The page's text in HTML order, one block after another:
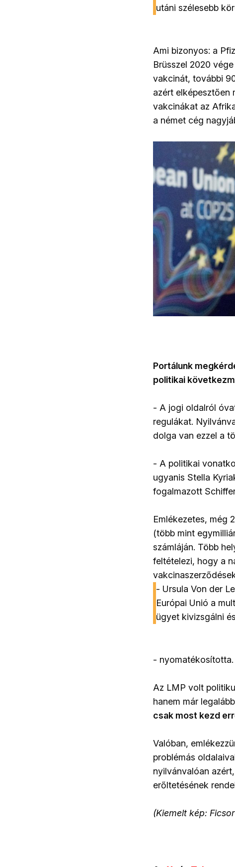
utáni szélesebb
Ami bizonyos: a
Brüsszel 2020
vakcinát, további
azért elképesztően
vakcinákat az
a német cég
Portálunk
politikai
- A jogi oldalról
regulákat.
dolga van ezzel a
- A politikai
ugyanis Stella
fogalmazott
Emlékezetes, még
(több mint
számláján. Több
feltételezi, hogy a
- Ursula Von der
Európai Unió a
ügyet kivizsgálni
- nyomatékosította.
Az LMP volt
hanem már
csak most kezd
Valóban,
problémás
nyilvánvalóan
erőltetésének
(Kiemelt kép: